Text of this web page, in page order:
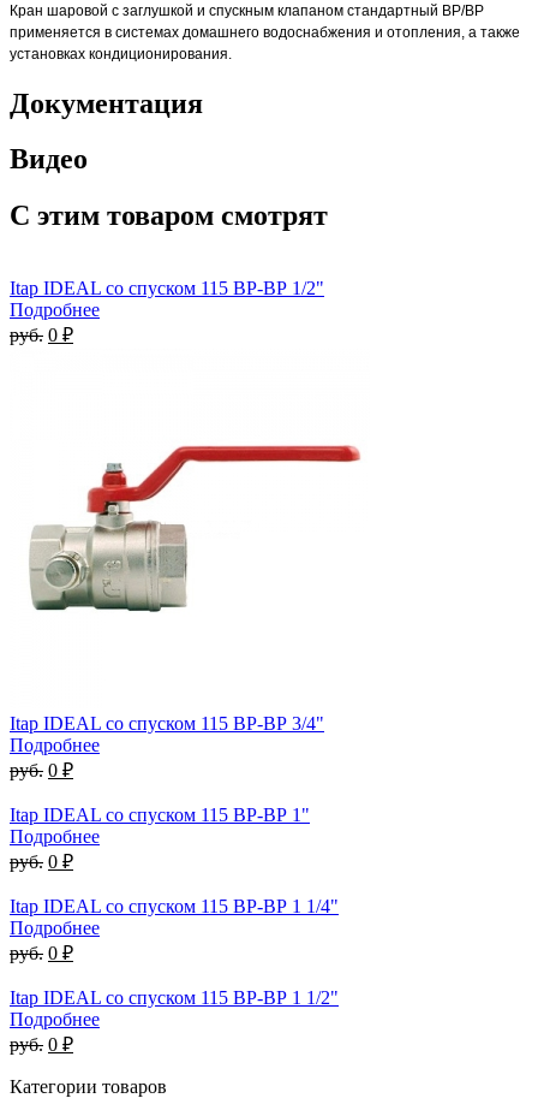
Кран шаровой с заглушкой и спускным клапаном стандартный ВР/ВР
применяется в системах домашнего водоснабжения и отопления, а также
установках кондиционирования.
Документация
Видео
С этим товаром смотрят
Itap IDEAL со спуском 115 ВР-ВР 1/2"
Подробнее
руб. 0 ₽
Itap IDEAL со спуском 115 ВР-ВР 3/4"
Подробнее
руб. 0 ₽
Itap IDEAL со спуском 115 ВР-ВР 1"
Подробнее
руб. 0 ₽
Itap IDEAL со спуском 115 ВР-ВР 1 1/4"
Подробнее
руб. 0 ₽
Itap IDEAL со спуском 115 ВР-ВР 1 1/2"
Подробнее
руб. 0 ₽
Категории товаров